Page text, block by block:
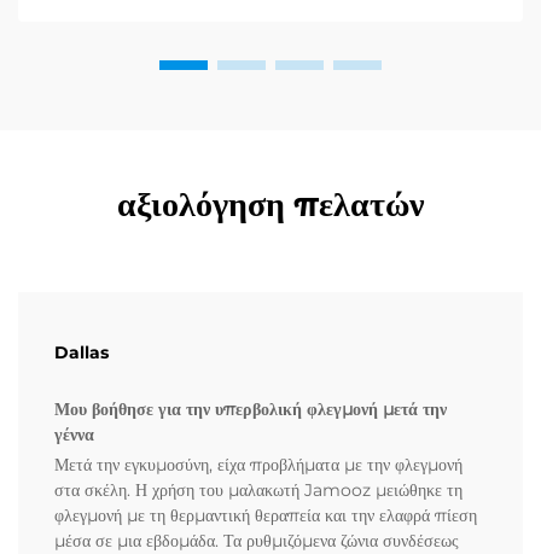
αξιολόγηση πελατών
Dallas
Μου βοήθησε για την υπερβολική φλεγμονή μετά την
γέννα
Μετά την εγκυμοσύνη, είχα προβλήματα με την φλεγμονή
στα σκέλη. Η χρήση του μαλακωτή Jamooz μειώθηκε τη
φλεγμονή με τη θερμαντική θεραπεία και την ελαφρά πίεση
μέσα σε μια εβδομάδα. Τα ρυθμιζόμενα ζώνια συνδέσεως